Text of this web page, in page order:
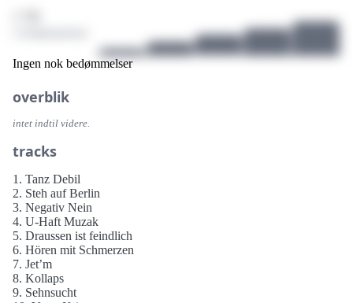
Ingen nok bedømmelser
overblik
intet indtil videre.
tracks
1. Tanz Debil
2. Steh auf Berlin
3. Negativ Nein
4. U-Haft Muzak
5. Draussen ist feindlich
6. Hören mit Schmerzen
7. Jet’m
8. Kollaps
9. Sehnsucht